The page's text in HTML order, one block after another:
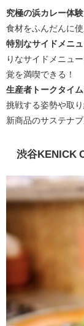
究極の浜カレー体
食材をふんだんに
特別なサイドメニ
りなサイドメニュ
覚を満喫できる！
生産者トークタイ
挑戦する姿勢や取
新商品のサステナ
渋谷KENICK